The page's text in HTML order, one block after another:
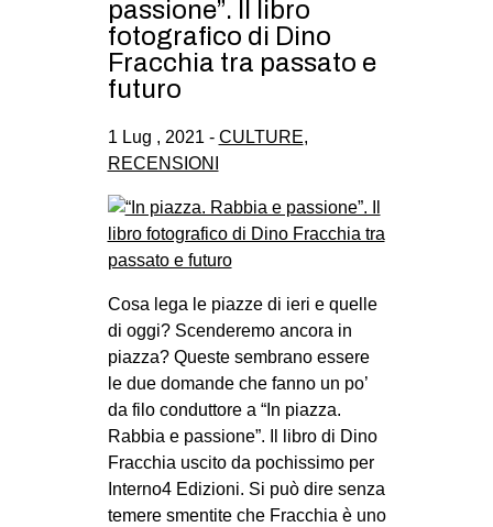
passione”. Il libro
fotografico di Dino
Fracchia tra passato e
futuro
1 Lug , 2021 - CULTURE,
RECENSIONI
Cosa lega le piazze di ieri e quelle
di oggi? Scenderemo ancora in
piazza? Queste sembrano essere
le due domande che fanno un po’
da filo conduttore a “In piazza.
Rabbia e passione”. Il libro di Dino
Fracchia uscito da pochissimo per
Interno4 Edizioni. Si può dire senza
temere smentite che Fracchia è uno